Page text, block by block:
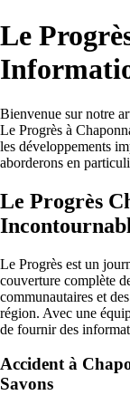
Le
Bienvenue sur notre
Le Progrès à
les développements
aborderons en
Le Progrès
Le Progrès est un
couverture complète
communautaires et
région. Avec une
de fournir des
Accident à
Savons